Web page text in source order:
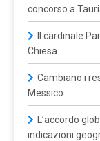
concorso a
Il cardinale
Chiesa
Cambiano i
Messico
L’accordo
indicazioni